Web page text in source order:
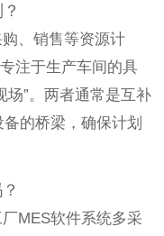
、销售等资源计
注于生产车间的具
场”。两者通常是互补
的桥梁，确保计划
MES软件系统多采